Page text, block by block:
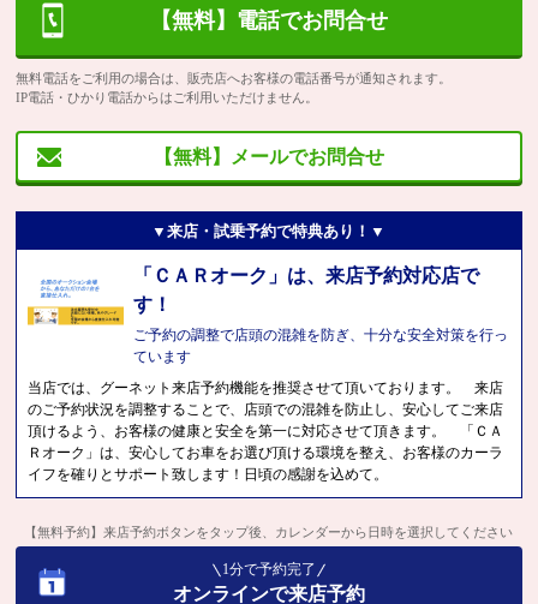
【無料】電話でお問合せ
無料電話をご利用の場合は、販売店へお客様の電話番号が通知されます。
IP電話・ひかり電話からはご利用いただけません。
【無料】メールでお問合せ
▼来店・試乗予約で特典あり！▼
「ＣＡＲオーク」は、来店予約対応店で
す！
ご予約の調整で店頭の混雑を防ぎ、十分な安全対策を行っ
ています
当店では、グーネット来店予約機能を推奨させて頂いております。 来店
のご予約状況を調整することで、店頭での混雑を防止し、安心してご来店
頂けるよう、お客様の健康と安全を第一に対応させて頂きます。 「ＣＡ
Ｒオーク」は、安心してお車をお選び頂ける環境を整え、お客様のカーラ
イフを確りとサポート致します！日頃の感謝を込めて。
【無料予約】来店予約ボタンをタップ後、カレンダーから日時を選択してください
1分で予約完了
オンラインで来店予約